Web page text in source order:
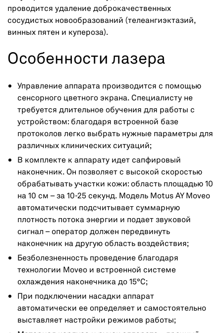
проводится удаление доброкачественных
сосудистых новообразований (телеангиэктазий,
винных пятен и купероза).
Особенности лазера
Управление аппарата производится с помощью
сенсорного цветного экрана. Специалисту не
требуется длительное обучения для работы с
устройством: благодаря встроенной базе
протоколов легко выбрать нужные параметры для
различных клинических ситуаций;
В комплекте к аппарату идет сапфировый
наконечник. Он позволяет с высокой скоростью
обрабатывать участки кожи: область площадью 10
на 10 см – за 10-25 секунд. Модель Motus AY Moveo
автоматически подсчитывает суммарную
плотность потока энергии и подает звуковой
сигнал – оператор должен передвинуть
наконечник на другую область воздействия;
Безболезненность проведение благодаря
технологии Moveo и встроенной системе
охлаждения наконечника до 15°C;
При подключении насадки аппарат
автоматически ее определяет и самостоятельно
выставляет настройки режимов работы;